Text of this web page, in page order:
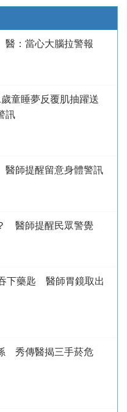
：當心大腦拉警報
童睡夢反覆肌抽躍送
訊
師提醒留意身體警訊
醫師提醒民眾警覺
下藥匙 醫師胃鏡取出
秀傳醫揭三手菸危